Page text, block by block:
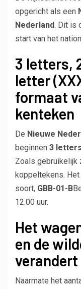
opgericht als een
Nederland. Dit is
start van het
3 letters,
letter
formaat
kenteken
De Nieuwe
beginnen 3
Zoals gebruikelijk
koppeltekens.
soort, GBB-01-B
12.00 uur.
Het
en de
verandert
Naarmate het